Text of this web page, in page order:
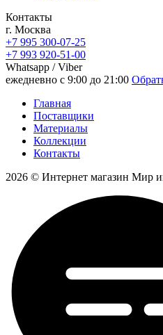
Контакты
г. Москва
+7 995 300-07-25
+7 993 920-51-00
Whatsapp / Viber
ежедневно с 9:00 до 21:00
Главная
Поставщики
Материалы
Коллекции
Контакты
2026 © Интернет магазин Мир